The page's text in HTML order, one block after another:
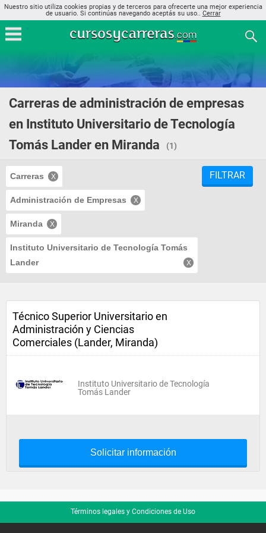
Nuestro sitio utiliza cookies propias y de terceros para ofrecerte una mejor experiencia
de usuario. Si continúas navegando aceptás su uso.. Cerrar
Carreras de administración de empresas
en Instituto Universitario de Tecnología
Tomás Lander en Miranda
(1)
Carreras
Administración de Empresas
Miranda
Instituto Universitario de Tecnología Tomás
Lander
FILTRAR
Técnico Superior Universitario en
Administración y Ciencias
Comerciales (Lander, Miranda)
Instituto Universitario de Tecnología
Tomás Lander
Solicitar información
Términos legales y Condiciones de Uso